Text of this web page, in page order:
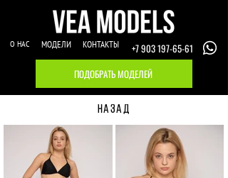
О НАС МОДЕЛИ КОНТАКТЫ
+7 903 197-65-61
ПОДОБРАТЬ МОДЕЛЕЙ
НАЗАД